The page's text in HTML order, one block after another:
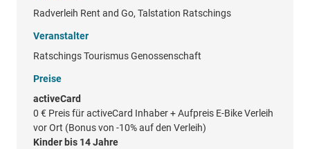
Radverleih Rent and Go, Talstation Ratschings
Veranstalter
Ratschings Tourismus Genossenschaft
Preise
activeCard
0 € Preis für activeCard Inhaber + Aufpreis E-Bike Verleih
vor Ort (Bonus von -10% auf den Verleih)
Kinder bis 14 Jahre